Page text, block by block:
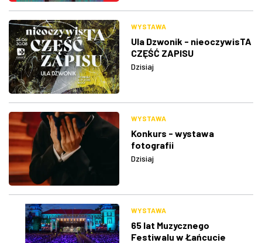
WYSTAWA
Ula Dzwonik - nieoczywisTA
CZĘŚĆ ZAPISU
Dzisiaj
WYSTAWA
Konkurs - wystawa
fotografii
Dzisiaj
WYSTAWA
65 lat Muzycznego
Festiwalu w Łańcucie